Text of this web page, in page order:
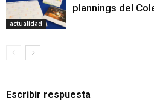
actualidad
plannings del
Escribir respuesta